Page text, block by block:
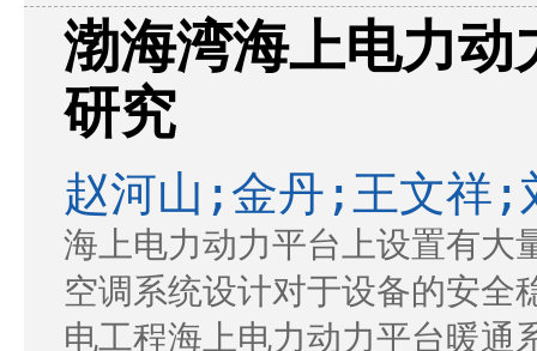
渤海湾海上电力动
研究
赵河山;金丹;王文祥
海上电力动力平台上设置有大
空调系统设计对于设备的安全
电工程海上电力动力平台暖通